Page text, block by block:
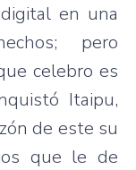
en una
pero
celebro es
Itaipu,
de este su
que le de